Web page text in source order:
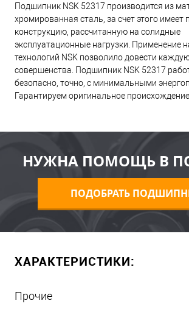
Подшипник NSK 52317 производится из
хромированная сталь, за счет этого имеет
конструкцию, рассчитанную на солидные
эксплуатационные нагрузки. Применение
технологий NSK позволило довести
совершенства. Подшипник NSK 52317
безопасно, точно, с минимальными
Гарантируем оригинальное
НУЖНА ПОМОЩЬ В
ПОДОБРАТЬ
ХАРАКТЕРИСТИКИ:
Прочие